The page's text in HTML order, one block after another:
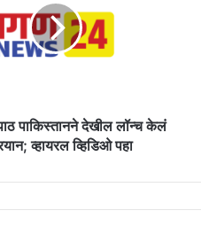
पाकिस्तानने देखील लॉन्च केलं
व्हायरल व्हिडिओ पहा